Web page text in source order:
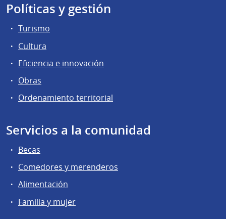
Políticas y gestión
Turismo
Cultura
Eficiencia e innovación
Obras
Ordenamiento territorial
Servicios a la comunidad
Becas
Comedores y merenderos
Alimentación
Familia y mujer